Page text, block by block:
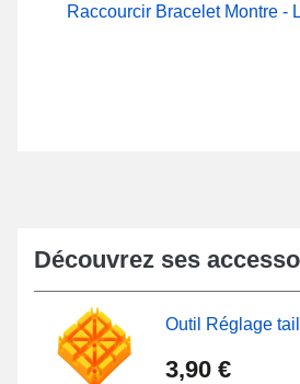
Raccourcir Bracelet Montre -
Découvrez ses
Outil Réglage
3,90 €